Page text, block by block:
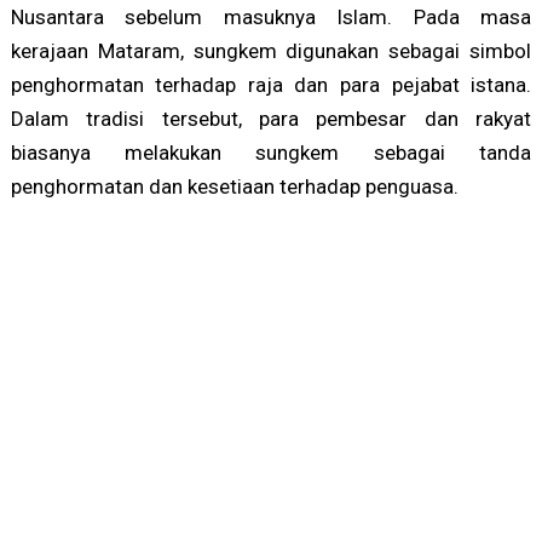
Nusantara sebelum masuknya Islam. Pada masa
kerajaan Mataram, sungkem digunakan sebagai simbol
penghormatan terhadap raja dan para pejabat istana.
Dalam tradisi tersebut, para pembesar dan rakyat
biasanya melakukan sungkem sebagai tanda
penghormatan dan kesetiaan terhadap penguasa.